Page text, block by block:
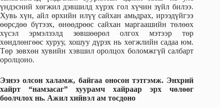
үндэсний хөгжил дэвшилд хүрэх гол хүчин зүйл билээ.
Хувь хүн, айл өрхийн илүү сайхан амьдрах, ирээдүйгээ
өөрсдөө бүтээх, өнөөдрөөс сайхан маргаашийн төлөөх
хүсэл эрмэлзэлд зөвшөөрөл олгох мэтээр төр
хөндлөнгөөс хуруу, хошуу дүрэх нь хөгжлийн садаа юм.
Төр зөвхөн хувийн хэвшил оролцох боломжгүй салбарт
оролцоно.
Эзнээ олсон халамж, байгаа оносон тэтгэмж. Энхрий
хайрт “намзасаг” хуурамч хайраар эрх чөлөөг
боолчлох нь. Ажил хийвэл ам тосдоно